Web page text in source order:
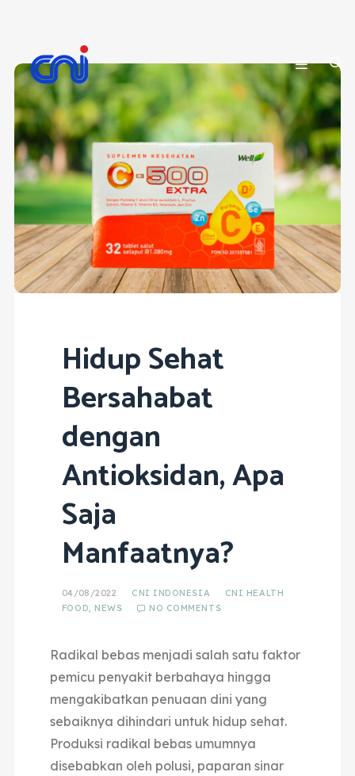
Hidup Sehat
Bersahabat
dengan
Antioksidan, Apa
Saja
Manfaatnya?
04/08/2022 CNI INDONESIA
CNI HEALTH
FOOD, NEWS NO COMMENTS
Radikal bebas menjadi salah satu faktor
pemicu penyakit berbahaya hingga
mengakibatkan penuaan dini yang
sebaiknya dihindari untuk hidup sehat.
Produksi radikal bebas umumnya
disebabkan oleh polusi, paparan sinar